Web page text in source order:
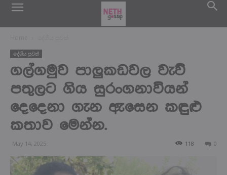
දේශිය පුවත්
ගල්ගමුව පාලුකඩවල වැව්
පතුලට ගිය සුරංගනාවියන්
දෙදෙනා ගැන ඇසෙන කඳුළු
කතාව මෙන්න.
May 14, 2025 0
118